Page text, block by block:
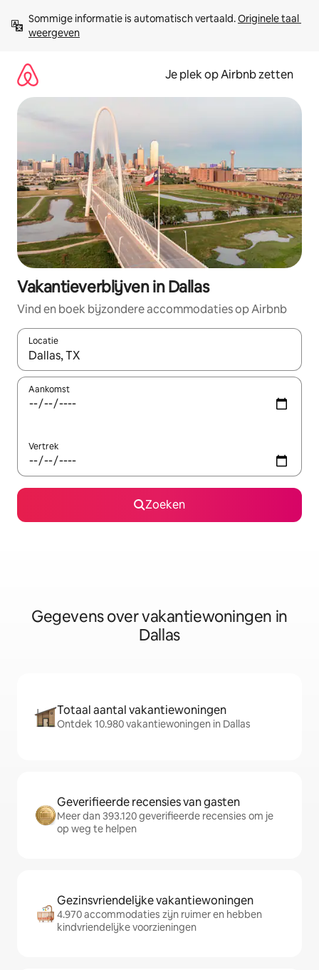
direct
naar
Sommige informatie is automatisch vertaald. Originele taal
weergeven
Je plek op Airbnb zetten
Vakantieverblijven in Dallas
Vind en boek bijzondere accommodaties op Airbnb
Locatie
Wanneer er resultaten beschikbaar zijn, maak je een keuze
Aankomst
Vertrek
Zoeken
Gegevens over vakantiewoningen in
Dallas
Totaal aantal vakantiewoningen
Ontdek 10.980 vakantiewoningen in Dallas
Geverifieerde recensies van gasten
Meer dan 393.120 geverifieerde recensies om je
op weg te helpen
Gezinsvriendelijke vakantiewoningen
4.970 accommodaties zijn ruimer en hebben
kindvriendelijke voorzieningen